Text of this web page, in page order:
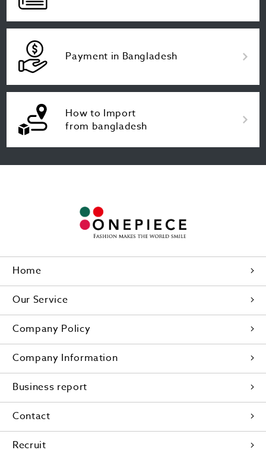
Payment in Bangladesh
How to Import
from bangladesh
Home
Our Service
Company Policy
Company Information
Business report
Contact
Recruit